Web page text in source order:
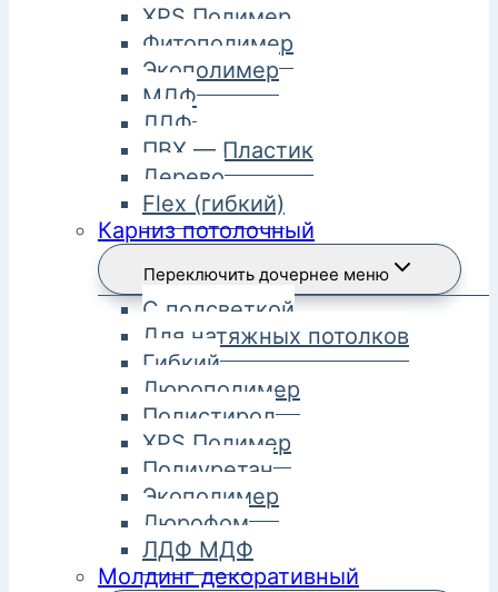
XPS Полимер
Фитополимер
Экополимер
МДФ
ЛДФ
ПВХ — Пластик
Дерево
Flex (гибкий)
Карниз потолочный
Переключить дочернее меню
С подсветкой
Для натяжных потолков
Гибкий
Дюрополимер
Полистирол
XPS Полимер
Полиуретан
Экополимер
Дюрофом
ЛДФ МДФ
Молдинг декоративный